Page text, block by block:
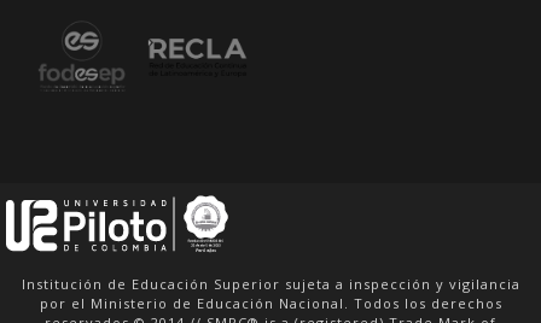
Institución de Educación Superior sujeta a inspección y vigilancia
por el Ministerio de Educación Nacional. Todos los derechos